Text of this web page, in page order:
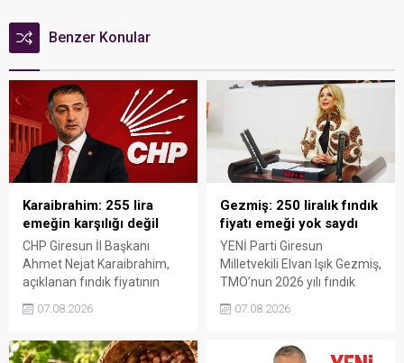
Benzer Konular
Karaibrahim: 255 lira
emeğin karşılığı değil
CHP Giresun İl Başkanı
Ahmet Nejat Karaibrahim,
açıklanan fındık fiyatının
artan üretim maliyetleri
karşısında yetersiz kaldığını
emeğinin korunmasını
07.08.2026
Gezmiş: 250 liralık fındık
fiyatı emeği yok saydı
YENİ Parti Giresun
Milletvekili Elvan Işık Gezmiş,
TMO’nun 2026 yılı fındık
fiyatına sert tepki gösterdi.
Açıklanan rakamın üreticinin
karşılamadığını belirten
07.08.2026